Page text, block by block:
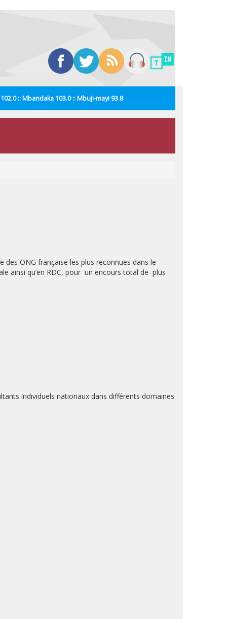
:: Mbandaka 103.0 :: Mbuji-mayi 93.8
des ONG française les plus reconnues dans le
ainsi qu’en RDC, pour un encours total de plus
individuels nationaux dans différents domaines